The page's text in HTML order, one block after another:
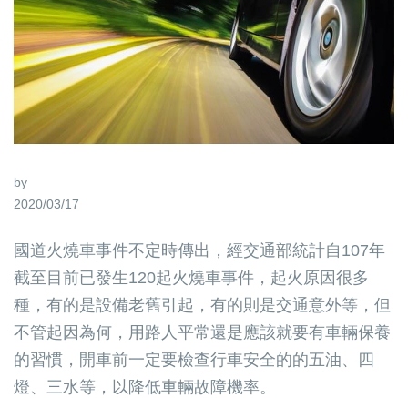
by
2020/03/17
國道火燒車事件不定時傳出，經交通部統計自107年
截至目前已發生120起火燒車事件，起火原因很多
種，有的是設備老舊引起，有的則是交通意外等，但
不管起因為何，用路人平常還是應該就要有車輛保養
的習慣，開車前一定要檢查行車安全的的五油、四
燈、三水等，以降低車輛故障機率。